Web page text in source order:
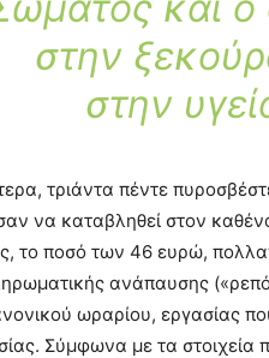
στην
στην
τριάντα πέντε
να καταβληθεί στον
το ποσό των 46 ευρώ,
ανάπαυσης
ωραρίου, εργασίας
Σύμφωνα με τα